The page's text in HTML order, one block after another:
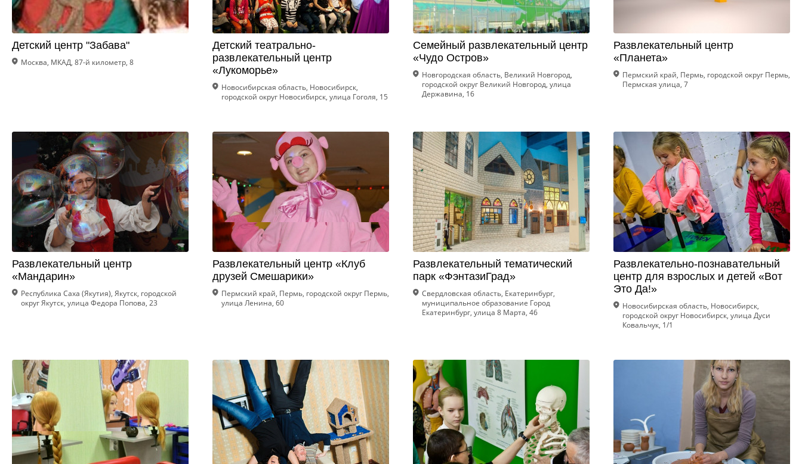
Детский центр "Забава"
Москва, МКАД, 87-й километр, 8
Детский театрально-
развлекательный центр
«Лукоморье»
Новосибирская область, Новосибирск,
городской округ Новосибирск, улица Гоголя, 15
Семейный развлекательный центр
«Чудо Остров»
Новгородская область, Великий Новгород,
городской округ Великий Новгород, улица
Державина, 16
Развлекательный центр
«Планета»
Пермский край, Пермь, городской округ Пермь,
Пермская улица, 7
Развлекательный центр
«Мандарин»
Республика Саха (Якутия), Якутск, городской
округ Якутск, улица Федора Попова, 23
Развлекательный центр «Клуб
друзей Смешарики»
Пермский край, Пермь, городской округ Пермь,
улица Ленина, 60
Развлекательный тематический
парк «ФэнтазиГрад»
Свердловская область, Екатеринбург,
муниципальное образование Город
Екатеринбург, улица 8 Марта, 46
Развлекательно-познавательный
центр для взрослых и детей «Вот
Это Да!»
Новосибирская область, Новосибирск,
городской округ Новосибирск, улица Дуси
Ковальчук, 1/1